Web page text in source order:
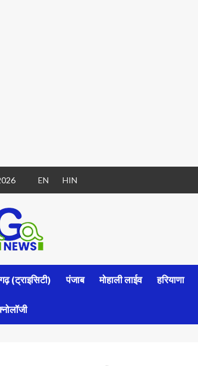
EN HIN
(ट्राइसिटी) पंजाब मोहाली लाईव हरियाणा